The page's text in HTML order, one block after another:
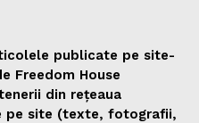
publicate pe site-
Freedom House
din rețeaua
pe site (texte, fotografii,